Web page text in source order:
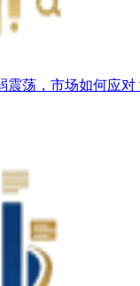
震荡，市场如何应对